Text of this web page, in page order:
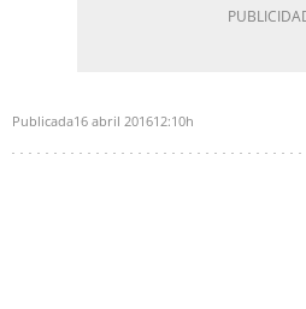
Publicada16 abril 201612:10h